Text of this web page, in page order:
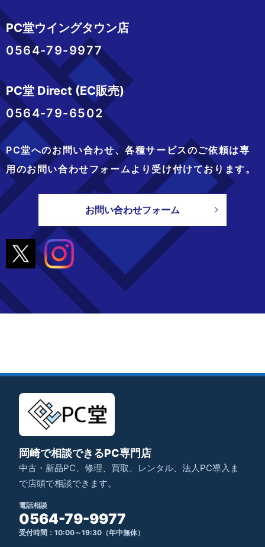
PC堂ウイングタウン店
0564-79-9977
PC堂 Direct (EC販売)
0564-79-6502
PC堂へのお問い合わせ、各種サービスのご依頼は専
用のお問い合わせフォームより 受け付けております。
お問い合わせフォーム
岡崎で相談できるPC専門店
中古・新品PC、修理、買取、レンタル、法人PC導入ま
で店頭で相談できます。
電話相談
0564-79-9977
受付時間：10:00～19:30（年中無休）